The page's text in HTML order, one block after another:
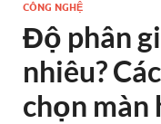
CÔNG NGHỆ
Độ phân
nhiêu?
chọn màn